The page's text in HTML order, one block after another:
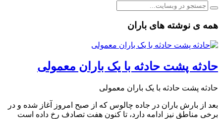
همه ی نوشته های باران
️حادثه پشت حادثه با یک باران معمولی
️حادثه پشت حادثه با یک باران معمولی
بعد از بارش باران در جاده چالوس که از صبح امروز آغاز شده و در
برخی مناطق نیز ادامه دارد، تا کنون هفت تصادف رخ داده است